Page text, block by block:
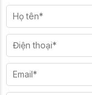
Thông Số Kỹ